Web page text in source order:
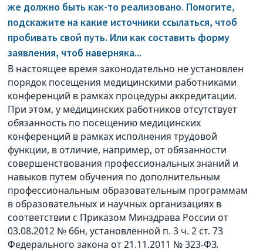
же должно быть как-то реализовано. Помогите,
подскажите на какие источники ссылаться, чтоб
пробивать свой путь. Или как составить форму
заявления, чтоб наверняка...
В настоящее время законодательно не установлен
порядок посещения медицинскими работниками
конференций в рамках процедуры аккредитации.
При этом, у медицинских работников отсутствует
обязанность по посещению медицинских
конференций в рамках исполнения трудовой
функции, в отличие, например, от обязанности
совершенствования профессиональных знаний и
навыков путем обучения по дополнительным
профессиональным образовательным программам
в образовательных и научных организациях в
соответствии с Приказом Минздрава России от
03.08.2012 № 66н, установленной п. 3 ч. 2 ст. 73
Федерального закона от 21.11.2011 № 323-ФЗ.